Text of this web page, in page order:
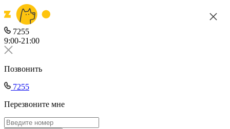
7255
9:00-21:00
Позвонить
7255
Перезвоните мне